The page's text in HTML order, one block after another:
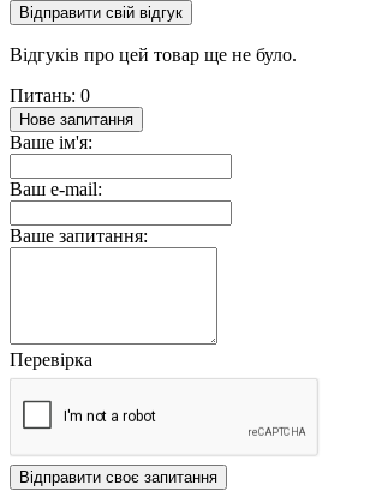
Відправити свій відгук
Відгуків про цей товар ще не було.
Питань: 0
Нове запитання
Ваше ім'я:
Ваш e-mail:
Ваше запитання:
Перевірка
Відправити своє запитання